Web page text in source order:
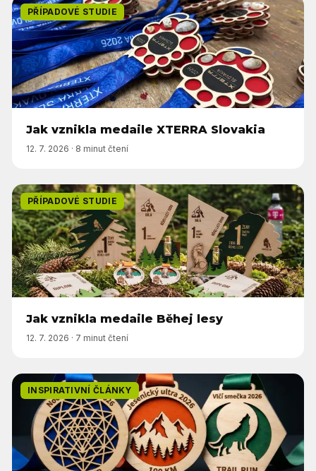
PŘÍPADOVÉ STUDIE
Jak vznikla medaile XTERRA Slovakia
12. 7. 2026 · 8 minut čtení
PŘÍPADOVÉ STUDIE
Jak vznikla medaile Běhej lesy
12. 7. 2026 · 7 minut čtení
INSPIRATIVNÍ ČLÁNKY